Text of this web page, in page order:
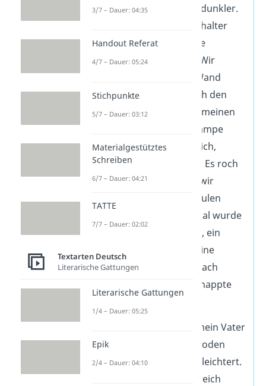
und es wurde immer dunkler.
„Ich finde den Lichtschalter
nicht“, flüsterte meine
Schwester ängstlich. Wir
tasteten uns an der Wand
entlang, bis ich endlich den
kalten Schalter unter meinen
Fingern spürte. Die Lampe
flackerte auf. Na endlich,
dachte ich erleichtert. Es roch
nach altem Holz und wir
konnten den Wind heulen
hören. Doch auf einmal wurde
es stockdunkel. „Hilfe, ein
Gespenst“, schrie meine
Schwester und griff nach
meiner Hand. Ich schnappte
Als ich merkte, dass mein Vater
in der Tür zum Dachboden
stand, war ich sehr erleichtert.
Er lachte, weil sein Streich
3/7 – Dauer: 04:35
Handout Referat
4/7 – Dauer: 05:24
Stichpunkte
5/7 – Dauer: 03:12
Materialgestütztes
Schreiben
6/7 – Dauer: 04:21
TATTE
7/7 – Dauer: 02:02
Textarten Deutsch
Literarische Gattungen
Literarische Gattungen
1/4 – Dauer: 05:25
Epik
2/4 – Dauer: 04:10